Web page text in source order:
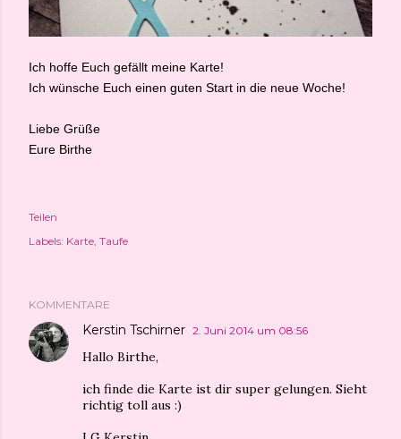
Ich hoffe Euch gefällt meine Karte!
Ich wünsche Euch einen guten Start in die neue Woche!
Liebe Grüße
Eure Birthe
Teilen
Labels: Karte Taufe
KOMMENTARE
Kerstin Tschirner 2. Juni 2014 um 08:56
Hallo Birthe,
ich finde die Karte ist dir super gelungen. Sieht
richtig toll aus :)